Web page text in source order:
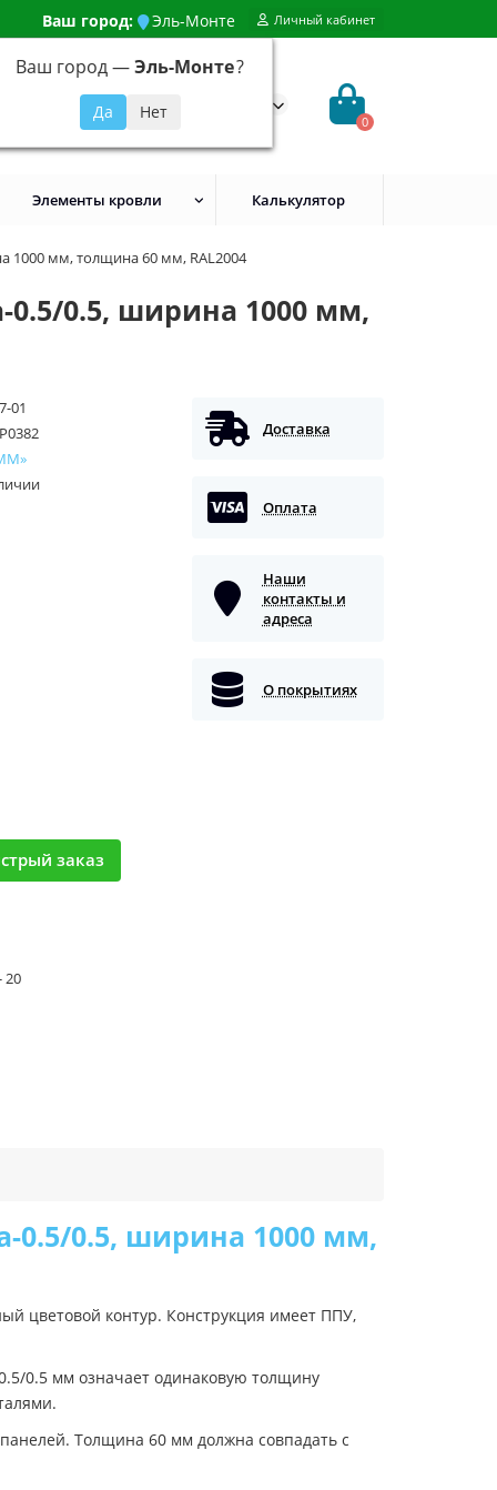
Ваш город: Эль-Монте
Ваш город —Эль-Монте?
Личный кабинет
648-92-94
0
Элементы кровли Калькулятор
1000 мм, толщина 60 мм, RAL2004
0.5/0.5, ширина 1000 мм,
01
заказ
20
Доставка
Оплата
Наши
контакты и
адреса
О покрытиях
0.5/0.5, ширина 1000 мм,
цветовой контур. Конструкция имеет ППУ,
0.5 мм означает одинаковую толщину
Толщина 60 мм должна совпадать с